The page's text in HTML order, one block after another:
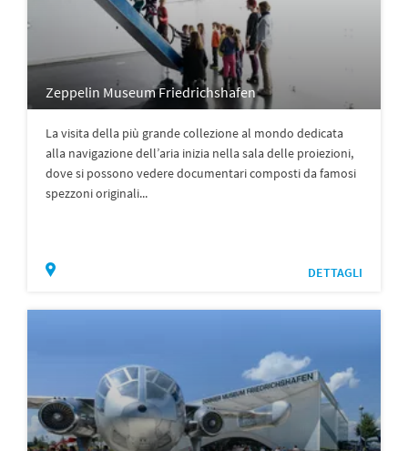
Zeppelin Museum Friedrichshafen
La visita della più grande collezione al mondo dedicata
alla navigazione dell’aria inizia nella sala delle proiezioni,
dove si possono vedere documentari composti da famosi
spezzoni originali...
DETTAGLI